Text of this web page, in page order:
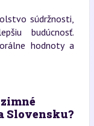
súdržnosti,
budúcnosť.
hodnoty a
Slovensku?